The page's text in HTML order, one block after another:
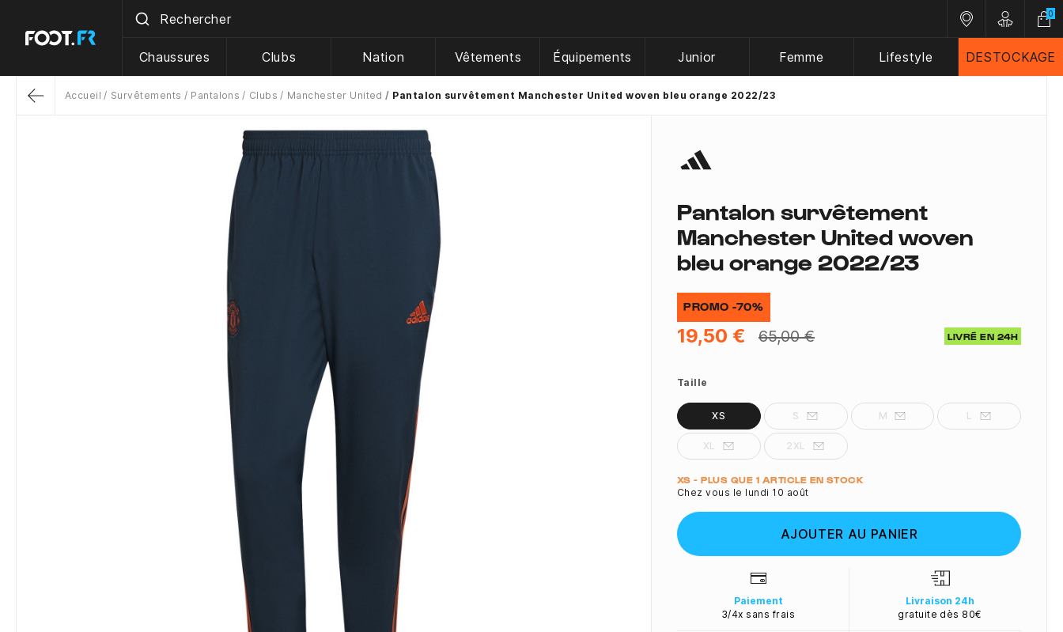
Nos magasins
Customer
0
Chaussures Clubs Nation Vêtements Équipements Junior Femme Lifestyle DESTOCKAGE
Accueil Survêtements Pantalons Clubs Manchester United Pantalon survêtement Manchester United woven bleu orange 2022/23
Pantalon survêtement
Manchester United woven
bleu orange 2022/23
PROMO -70%
19,50 € 65,00 € LIVRÉ EN 24H
Taille
XS S M L
XL 2XL
Quantité
XS - PLUS QUE 1 ARTICLE EN STOCK
Chez vous le lundi 10 août
AJOUTER AU PANIER
Paiement
3/4x sans frais
Livraison 24h
gratuite dès 80€